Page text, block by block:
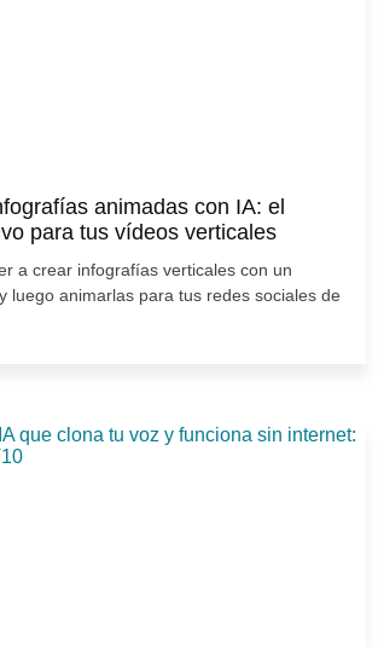
animadas con IA: el
para tus vídeos verticales
a crear infografías verticales con un
luego animarlas para tus redes sociales de